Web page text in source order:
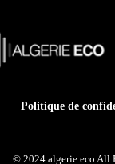
Politique de
© 2024 algerie eco All